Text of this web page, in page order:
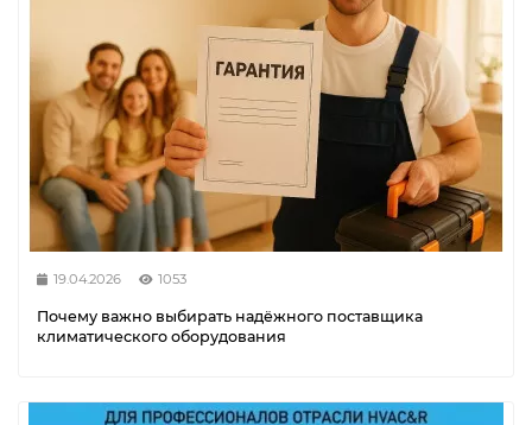
19.04.2026 1053
Почему важно выбирать надёжного поставщика
климатического оборудования